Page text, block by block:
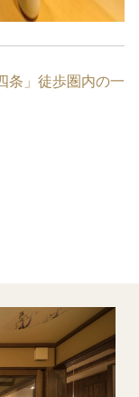
条」徒歩圏内の一